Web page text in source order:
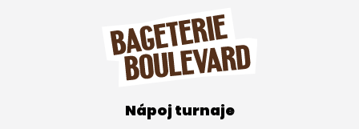
Nápoj turnaje